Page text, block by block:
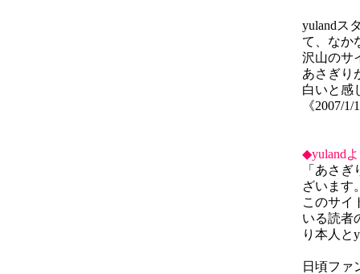
yulandス
て、なか
沢山のサ
あさぎり
白いと感
《2007/
◆yuland
「あさ
ざいます
このサイ
いる読者
り本人と
日頃ファ